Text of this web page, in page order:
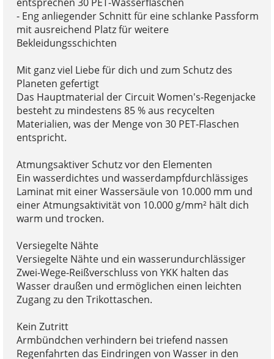
- Eng anliegender Schnitt für eine schlanke Passform
mit ausreichend Platz für weitere
Bekleidungsschichten
Mit ganz viel Liebe für dich und zum Schutz des
Planeten gefertigt
Das Hauptmaterial der Circuit Women's-Regenjacke
besteht zu mindestens 85 % aus recycelten
Materialien, was der Menge von 30 PET-Flaschen
entspricht.
Atmungsaktiver Schutz vor den Elementen
Ein wasserdichtes und wasserdampfdurchlässiges
Laminat mit einer Wassersäule von 10.000 mm und
einer Atmungsaktivität von 10.000 g/mm² hält dich
warm und trocken.
Versiegelte Nähte
Versiegelte Nähte und ein wasserundurchlässiger
Zwei-Wege-Reißverschluss von YKK halten das
Wasser draußen und ermöglichen einen leichten
Zugang zu den Trikottaschen.
Kein Zutritt
Armbündchen verhindern bei triefend nassen
Regenfahrten das Eindringen von Wasser in den